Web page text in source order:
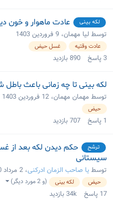
لکه بینی عادت ماهوار و خون
توسط لیا مهمان، 9 فروردین 1403
عادت وقتیه غسل حیض
3پاسخ 890بازدید
لکه بینی تا چه زمانی باعث
توسط مهمان مهمان، 12 فروردین 1403
حیض
1 پاسخ 707بازدید
ترشح
حکم دیدن لکه بعد از
سیستانی
توسطیا صاحب الزمان ادرکنی، 2 مرداد 1400
حیض لکه بینی (و 2 مورد دیگر)
17 پاسخ 34kبازدید